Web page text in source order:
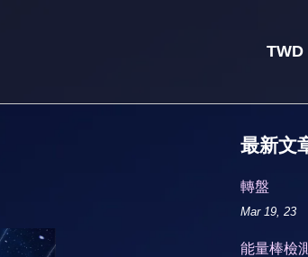
最新文
轉盤
Mar 19, 23
能量棒檢